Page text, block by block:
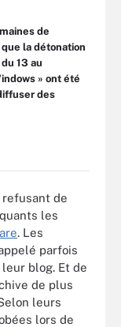
de
la détonation
13 au
» ont été
des
de
les
. Les
parfois
blog. Et de
de plus
leurs
lors de